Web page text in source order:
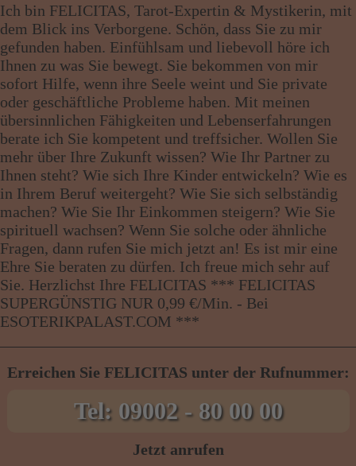
Ich bin FELICITAS, Tarot-Expertin & Mystikerin, mit
dem Blick ins Verborgene. Schön, dass Sie zu mir
gefunden haben. Einfühlsam und liebevoll höre ich
Ihnen zu was Sie bewegt. Sie bekommen von mir
sofort Hilfe, wenn ihre Seele weint und Sie private
oder geschäftliche Probleme haben. Mit meinen
übersinnlichen Fähigkeiten und Lebenserfahrungen
berate ich Sie kompetent und treffsicher. Wollen Sie
mehr über Ihre Zukunft wissen? Wie Ihr Partner zu
Ihnen steht? Wie sich Ihre Kinder entwickeln? Wie es
in Ihrem Beruf weitergeht? Wie Sie sich selbständig
machen? Wie Sie Ihr Einkommen steigern? Wie Sie
spirituell wachsen? Wenn Sie solche oder ähnliche
Fragen, dann rufen Sie mich jetzt an! Es ist mir eine
Ehre Sie beraten zu dürfen. Ich freue mich sehr auf
Sie. Herzlichst Ihre FELICITAS *** FELICITAS
SUPERGÜNSTIG NUR 0,99 €/Min. - Bei
ESOTERIKPALAST.COM ***
Erreichen Sie FELICITAS unter der Rufnummer:
Tel: 09002 - 80 00 00
Jetzt anrufen